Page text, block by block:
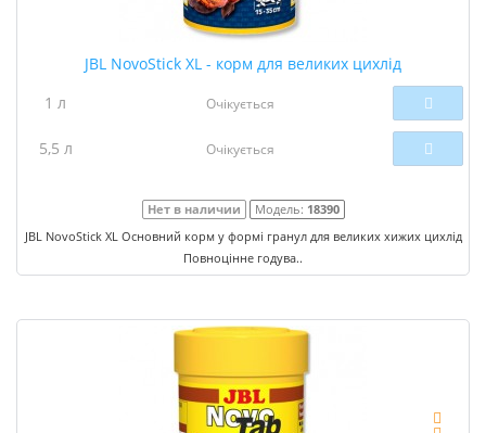
JBL NovoStick XL - корм для великих цихлід
1 л
Очікується
5,5 л Очікується
Нет в наличии Модель: 18390
JBL NovoStick XL Основний корм у формі гранул для великих хижих цихлід
Повноцінне годува..